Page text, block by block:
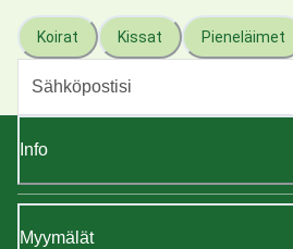
Koirat Kissat Pieneläimet
Info
Myymälät